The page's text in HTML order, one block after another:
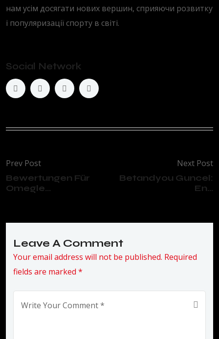
нам усім досягати нових вершин, сприяючи розвитку
і популяризації спорту в світі.
Social Network
Prev Post
Bewertungen Für
Omegle...
Next Post
Betandyou Guncel:
En...
Leave A Comment
Your email address will not be published. Required
fields are marked *